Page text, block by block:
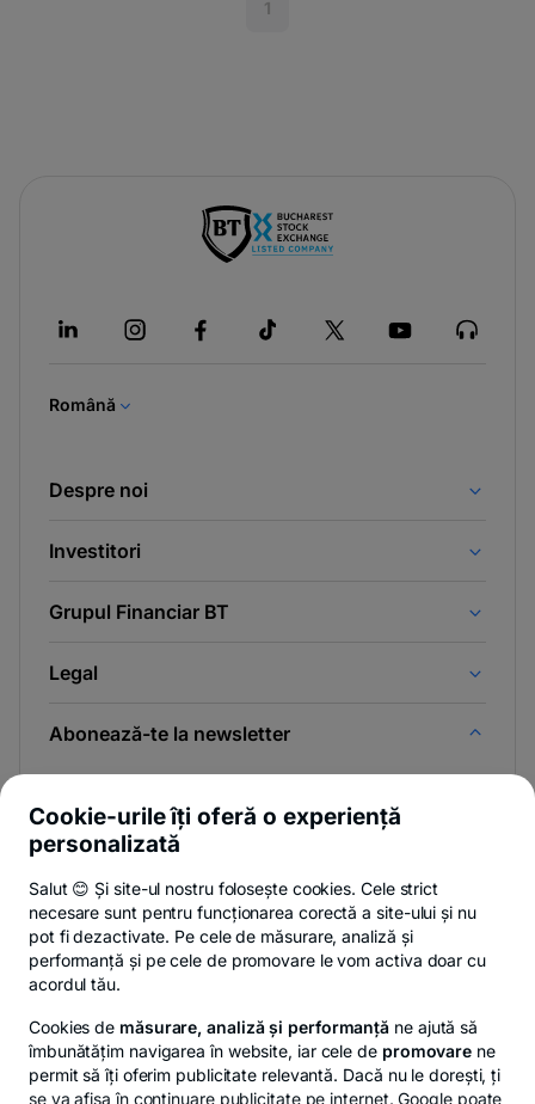
1
a
Română
Despre noi
Investitori
Grupul Financiar BT
Legal
Abonează-te la newsletter
Poți renunța oricând,vezi detalii-
opens
in
a
.
Privacy Hub - opens in a new tab
Politica de confidențialitate- opens in a new
Politica de cookies
Cookie-urile îți oferă o experiență
personalizată
Salut 😊 Și site-ul nostru folosește cookies. Cele strict
necesare sunt pentru funcționarea corectă a site-ului și nu
pot fi dezactivate. Pe cele de măsurare, analiză și
performanță și pe cele de promovare le vom activa doar cu
acordul tău.
Cookies de măsurare, analiză și performanță ne ajută să
îmbunătățim navigarea în website, iar cele de promovare ne
permit să îți oferim publicitate relevantă. Dacă nu le dorești, ți
se va afișa în continuare publicitate pe internet. Google poate